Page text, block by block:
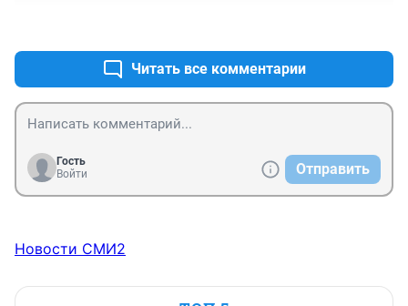
Читать все комментарии
Гость
Войти
Отправить
Новости СМИ2